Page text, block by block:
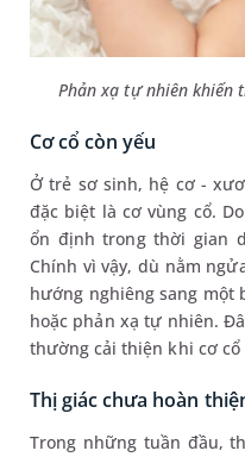
Phản xạ tự nhiên khiến
Cơ cổ còn yếu
Ở trẻ sơ sinh, hệ cơ -
đặc biệt là cơ vùng cổ.
ổn định trong thời gian
Chính vì vậy, dù nằm
hướng nghiêng sang một
hoặc phản xạ tự nhiên.
thường cải thiện khi cơ
Thị giác chưa hoàn
Trong những tuần đầu,